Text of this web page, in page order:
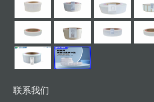
联系我们